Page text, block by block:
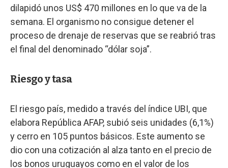
dilapidó unos US$ 470 millones en lo que va de la
semana. El organismo no consigue detener el
proceso de drenaje de reservas que se reabrió tras
el final del denominado “dólar soja”.
Riesgo y tasa
El riesgo país, medido a través del índice UBI, que
elabora República AFAP, subió seis unidades (6,1%)
y cerro en 105 puntos básicos. Este aumento se
dio con una cotización al alza tanto en el precio de
los bonos uruguayos como en el valor de los